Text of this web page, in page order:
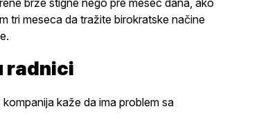
brže stigne nego pre mesec dana, ako
tri meseca da tražite birokratske načine
radnici
kaže da ima problem sa